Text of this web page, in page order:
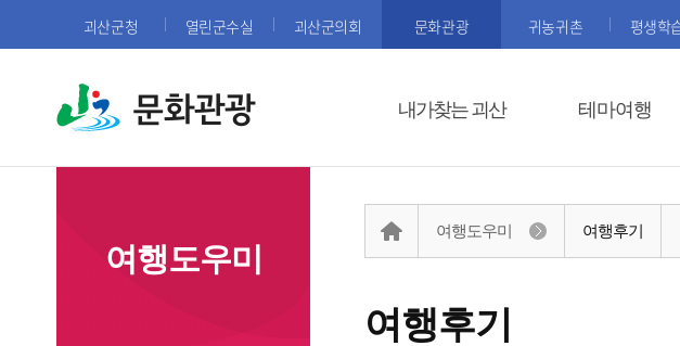
괴산군청 열린군수실 괴산군의회 문화관광 귀농귀촌 평생학
문화관광 내가찾는 괴산 테마여행
여행도우미
여행후기
여행도우미 여행후기